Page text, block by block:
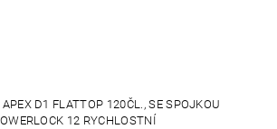
D1 FLATTOP 120ČL., SE SPOJKOU
12 RYCHLOSTNÍ